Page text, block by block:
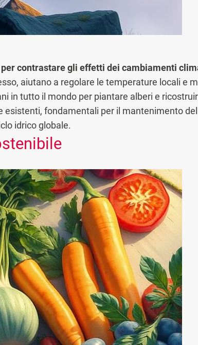
contrastare gli effetti dei cambiamenti
aiutano a regolare le temperature locali e
in tutto il mondo per piantare alberi e
fondamentali per il mantenimento
idrico globale.